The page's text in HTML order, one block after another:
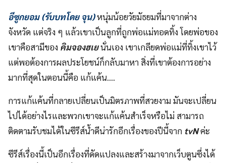
อีซูกยอม (รับบทโดย จุน)หนุ่มน้อยวัยมัธยมที่มาจากต่าง
จังหวัด แต่จริง ๆ แล้วเขาเป็นลูกที่ถูกพ่อแม่ทอดทิ้ง โดยพ่อของ
เขาคือสามีของ คิมจองฮเยนั่นเอง เขาเกลียดพ่อแม่ที่ทิ้งเขาไว้
แต่พอต้องการผลประโยชน์ก็กลับมาหา สิ่งที่เขาต้องการอย่าง
มากที่สุดในตอนนี้คือ แก้แค้น….
การแก้แค้นที่กลายเปลี่ยนเป็นมิตรภาพที่สวยงาม มันจะเปลี่ยน
ไปได้อย่างไรและพวกเขาจะแก้แค้นสำเร็จหรือไม่ สามารถ
ติดตามรับชมได้ในซีรีส์น้ำดีน่ารักอีกเรื่องของปีนี้จาก tvNค่ะ
ซีรีส์เรื่องนี้เป็นอีกเรื่องที่ดัดแปลงและสร้างมาจากเว็บตูนซึ่งได้